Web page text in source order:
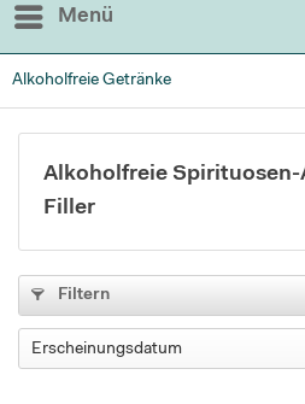
Menü
Alkoholfreie Getränke
Alkoholfreie
Filler
Filtern